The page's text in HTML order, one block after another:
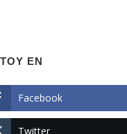
EN
Facebook
Twitter